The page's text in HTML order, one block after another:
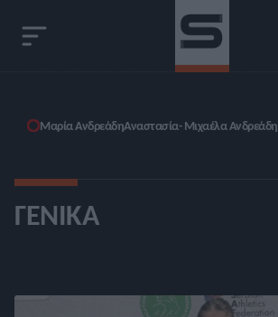
Μαρία ΑνδρεάδηΑναστασία- Μιχαέλα Ανδρεάδη
ΓΕΝΙΚΆ